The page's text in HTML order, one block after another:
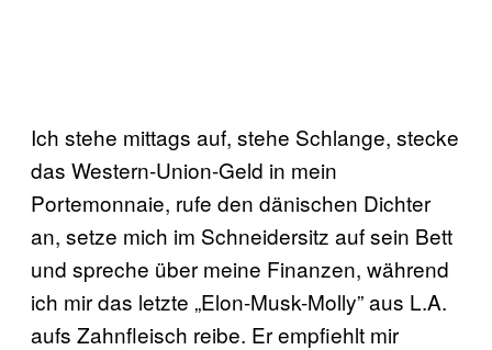
Ich stehe mittags auf, stehe Schlange, stecke
das Western-Union-Geld in mein
Portemonnaie, rufe den dänischen Dichter
an, setze mich im Schneidersitz auf sein Bett
und spreche über meine Finanzen, während
ich mir das letzte „Elon-Musk-Molly” aus L.A.
aufs Zahnfleisch reibe. Er empfiehlt mir